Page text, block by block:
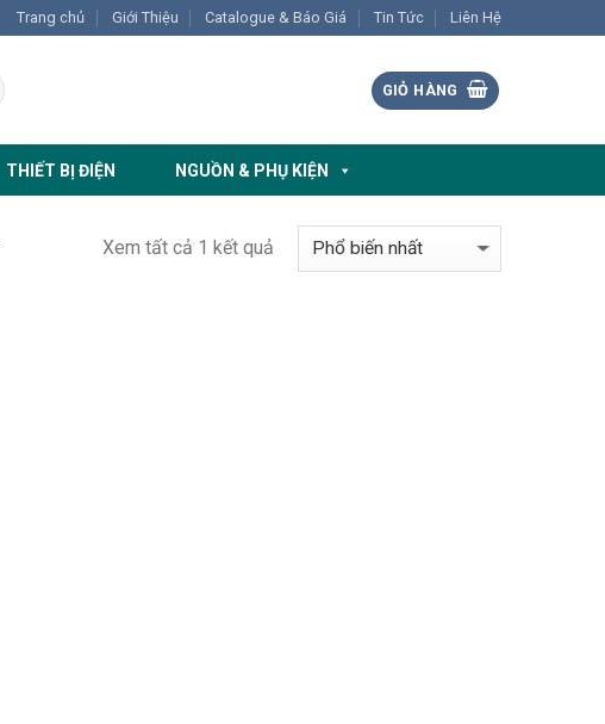
Trang chủ Giới Thiệu Catalogue & Báo Giá Tin Tức Liên Hệ
GIỎ HÀNG
THIẾT BỊ ĐIỆN NGUỒN & PHỤ KIỆN
Xem tất cả 1 kết quả